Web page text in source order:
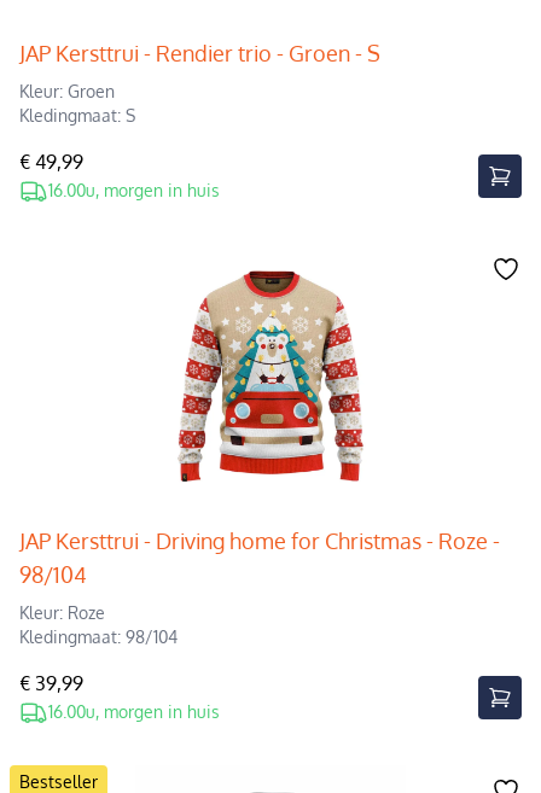
JAP Kersttrui - Rendier trio - Groen - S
Kleur: Groen
Kledingmaat: S
€ 49,99
16.00u, morgen in huis
JAP Kersttrui - Driving home for Christmas - Roze -
98/104
Kleur: Roze
Kledingmaat: 98/104
€ 39,99
16.00u, morgen in huis
Bestseller